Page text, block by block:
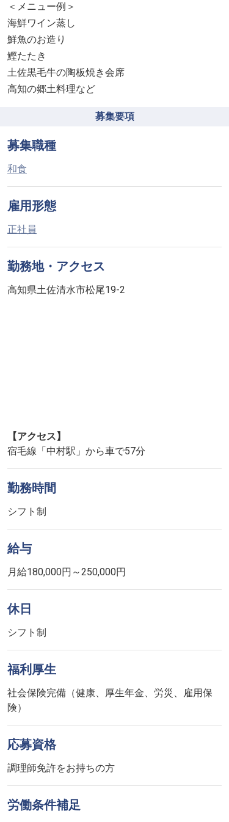
＜メニュー例＞
海鮮ワイン蒸し
鮮魚のお造り
鰹たたき
土佐黒毛牛の陶板焼き会席
募集要項
募集職種
和食
雇用形態
正社員
勤務地・アクセス
高知県土佐清水市松尾19-2
【アクセス】
宿毛線「中村駅」から車で57分
勤務時間
シフト制
給与
月給180,000円～250,000円
休日
シフト制
福利厚生
社会保険完備（健康、厚生年金、労災、雇用保
険）
応募資格
調理師免許をお持ちの方
労働条件補足